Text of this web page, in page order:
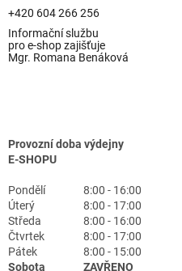
+420 604 266 256
Informační službu
pro e-shop zajišťuje
Mgr. Romana Benáková
Provozní doba výdejny
E-SHOPU
Pondělí
8:00 - 16:00
Úterý
8:00 - 17:00
Středa
8:00 - 16:00
Čtvrtek
8:00 - 17:00
Pátek
8:00 - 15:00
Sobota
ZAVŘENO